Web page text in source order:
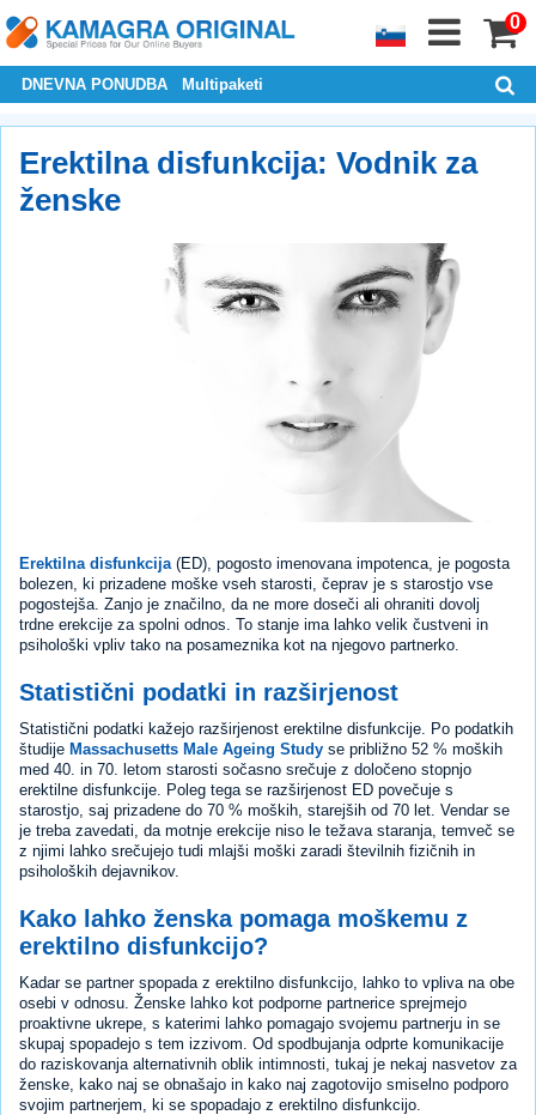
0
DNEVNA PONUDBA Multipaketi
Erektilna disfunkcija: Vodnik za
ženske
Erektilna disfunkcija (ED), pogosto imenovana impotenca, je pogosta
bolezen, ki prizadene moške vseh starosti, čeprav je s starostjo vse
pogostejša. Zanjo je značilno, da ne more doseči ali ohraniti dovolj
trdne erekcije za spolni odnos. To stanje ima lahko velik čustveni in
psihološki vpliv tako na posameznika kot na njegovo partnerko.
Statistični podatki in razširjenost
Statistični podatki kažejo razširjenost erektilne disfunkcije. Po podatkih
študije Massachusetts Male Ageing Study se približno 52 % moških
med 40. in 70. letom starosti sočasno srečuje z določeno stopnjo
erektilne disfunkcije. Poleg tega se razširjenost ED povečuje s
starostjo, saj prizadene do 70 % moških, starejših od 70 let. Vendar se
je treba zavedati, da motnje erekcije niso le težava staranja, temveč se
z njimi lahko srečujejo tudi mlajši moški zaradi številnih fizičnih in
psiholoških dejavnikov.
Kako lahko ženska pomaga moškemu z
erektilno disfunkcijo?
Kadar se partner spopada z erektilno disfunkcijo, lahko to vpliva na obe
osebi v odnosu. Ženske lahko kot podporne partnerice sprejmejo
proaktivne ukrepe, s katerimi lahko pomagajo svojemu partnerju in se
skupaj spopadejo s tem izzivom. Od spodbujanja odprte komunikacije
do raziskovanja alternativnih oblik intimnosti, tukaj je nekaj nasvetov za
ženske, kako naj se obnašajo in kako naj zagotovijo smiselno podporo
svojim partnerjem, ki se spopadajo z erektilno disfunkcijo.